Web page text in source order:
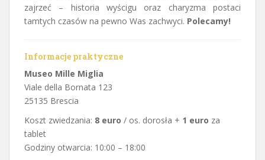
zajrzeć – historia wyścigu oraz charyzma postaci
tamtych czasów na pewno Was zachwyci. Polecamy!
Informacje praktyczne
Museo Mille Miglia
Viale della Bornata 123
25135 Brescia
Koszt zwiedzania: 8 euro / os. dorosła + 1 euro za
tablet
Godziny otwarcia: 10:00 – 18:00